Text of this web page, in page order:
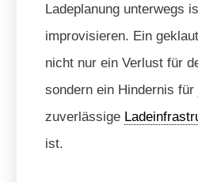
Ladeplanung unterwegs
improvisieren. Ein
nicht nur ein Verlust für
sondern ein Hindernis
zuverlässige
ist.